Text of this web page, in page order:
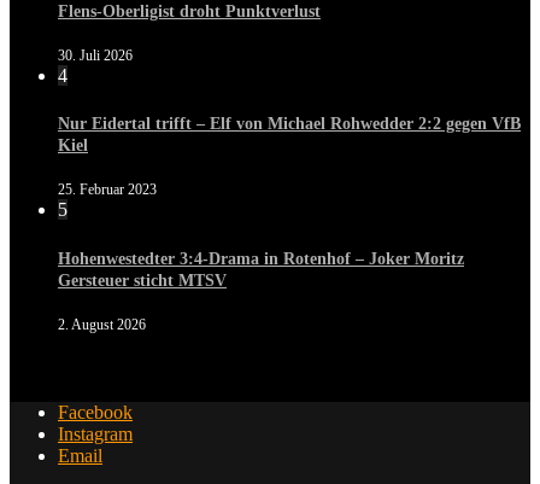
Flens-Oberligist droht Punktverlust
30. Juli 2026
4
Nur Eidertal trifft – Elf von Michael Rohwedder 2:2 gegen VfB
Kiel
25. Februar 2023
5
Hohenwestedter 3:4-Drama in Rotenhof – Joker Moritz
Gersteuer sticht MTSV
2. August 2026
Facebook
Instagram
Email